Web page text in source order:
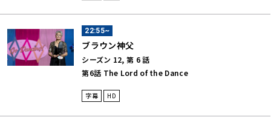
22:55~
ブラウン神父
シーズン 12, 第 6 話
第6話 The Lord of the Dance
字幕 HD